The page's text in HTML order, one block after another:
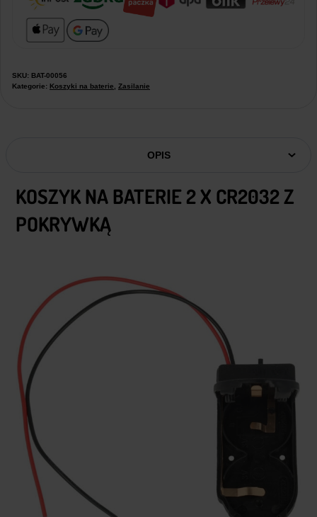
SKU: BAT-00056
Kategorie: Koszyki na baterie Zasilanie
OPIS
KOSZYK NA BATERIE 2 X CR2032 Z
POKRYWKĄ